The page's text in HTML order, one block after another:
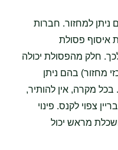
ניתן למחזור. חברות
איסוף פסולת
חלק מהפסולת יכולה
מחזור) בהם ניתן
מקרה, אין להותיר,
צפוי לקנס. פינוי
מראש יכול